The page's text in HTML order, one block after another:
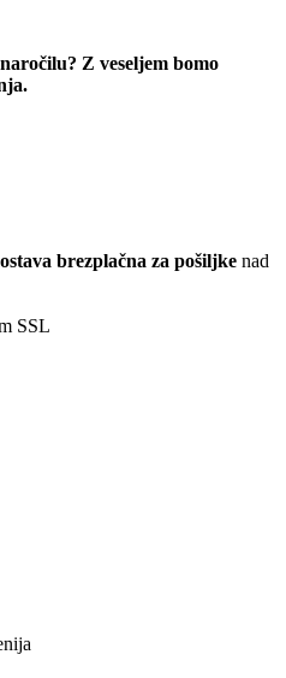
Z veseljem bomo
brezplačna za pošiljke nad
SSL